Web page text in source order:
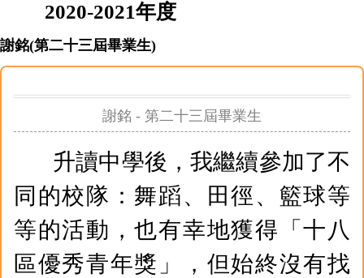
2020-2021年度
謝銘(第二十三屆畢業生)
謝銘 - 第二十三屆畢業生
升讀中學後，我繼續參加了不
同的校隊：舞蹈、田徑、籃球等
等的活動，也有幸地獲得「十八
區優秀青年獎」，但始終沒有找